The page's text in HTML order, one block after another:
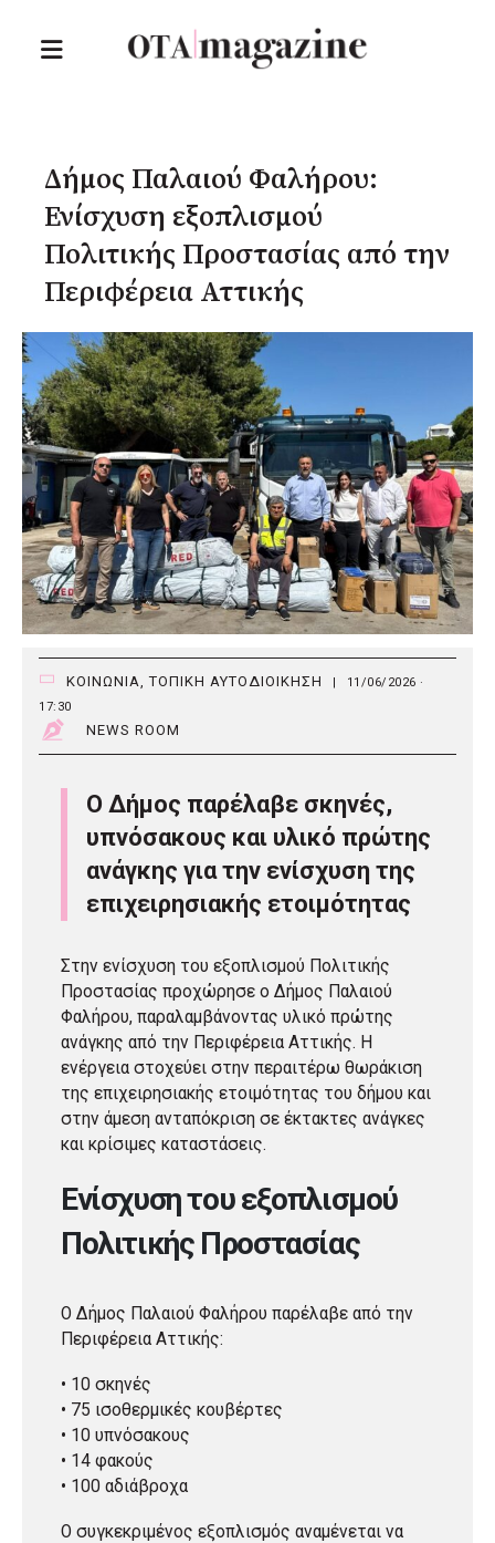
Δήμος Παλαιού Φαλήρου:
Ενίσχυση εξοπλισμού
Πολιτικής Προστασίας από την
Περιφέρεια Αττικής
ΚΟΙΝΩΝΙΑ ,ΤΟΠΙΚΗ ΑΥΤΟΔΙΟΙΚΗΣΗ |
11/06/2026 ·
17:30
NEWS ROOM
Ο Δήμος παρέλαβε σκηνές,
υπνόσακους και υλικό πρώτης
ανάγκης για την ενίσχυση της
επιχειρησιακής ετοιμότητας
Στην ενίσχυση του εξοπλισμού Πολιτικής
Προστασίας προχώρησε ο Δήμος Παλαιού
Φαλήρου, παραλαμβάνοντας υλικό πρώτης
ανάγκης από την Περιφέρεια Αττικής. Η
ενέργεια στοχεύει στην περαιτέρω θωράκιση
της επιχειρησιακής ετοιμότητας του δήμου και
στην άμεση ανταπόκριση σε έκτακτες ανάγκες
και κρίσιμες καταστάσεις.
Ενίσχυση του εξοπλισμού
Πολιτικής Προστασίας
Ο Δήμος Παλαιού Φαλήρου παρέλαβε από την
Περιφέρεια Αττικής:
• 10 σκηνές
• 75 ισοθερμικές κουβέρτες
• 10 υπνόσακους
• 14 φακούς
• 100 αδιάβροχα
Ο συγκεκριμένος εξοπλισμός αναμένεται να